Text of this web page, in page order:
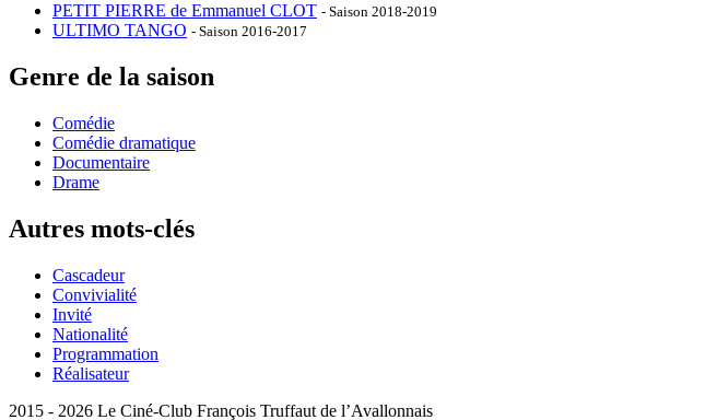
PETIT PIERRE de Emmanuel CLOT - Saison 2018-2019
ULTIMO TANGO - Saison 2016-2017
Genre de la saison
Comédie
Comédie dramatique
Documentaire
Drame
Autres mots-clés
Cascadeur
Convivialité
Invité
Nationalité
Programmation
Réalisateur
2015 - 2026 Le Ciné-Club François Truffaut de l’Avallonnais